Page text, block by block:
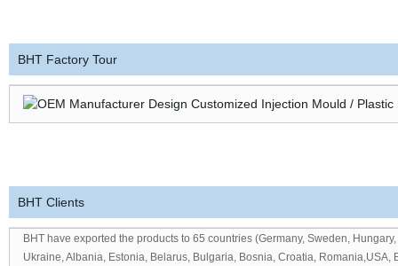
BHT Factory Tour
BHT Clients
BHT have exported the products to 65 countries (Germany, Sweden,
Ukraine, Albania, Estonia, Belarus, Bulgaria, Bosnia, Croatia,